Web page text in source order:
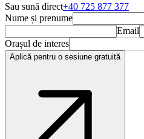
Sau sună direct+40 725 877 377
Nume și prenume
Email
Orașul de interes
Aplică pentru o sesiune gratuită